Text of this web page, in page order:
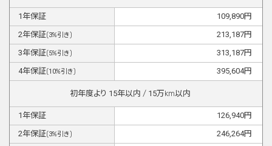
1年保証 109,890円
2年保証(3%引き) 213,187円
3年保証(5%引き) 313,187円
4年保証(10%引き) 395,604円
初年度より 15年以内 / 15万km以内
1年保証 126,940円
2年保証(3%引き) 246,264円